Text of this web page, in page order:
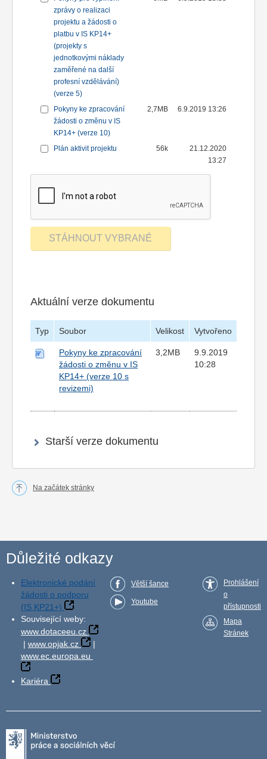
zprávy o realizaci
projektu a žádosti o
platbu v IS KP14+
(projekty s
jednotkovými náklady
zaměřené na další
profesní vzdělávání)
(verze 5)
Pokyny ke zpracování
žádosti o změnu v IS
KP14+ (verze 10)
2,7MB 6.9.2019 13:26
Plán aktivit projektu 56k
21.12.2020
13:27
Aktuální verze dokumentu
Typ Soubor Velikost Vytvořeno
Pokyny ke zpracování
žádosti o změnu v IS
KP14+ (verze 10 s
revizemi)
3,2MB
9.9.2019
10:28
Starší verze dokumentu
Na začátek stránky
Důležité odkazy
Elektronické podání
žádosti o podporu
(IS KP21+)
Související weby:
www.dotaceeu.cz
| www.opjak.cz
|
www.ec.europa.eu
Kariéra
Větší šance
Youtube
Prohlášení
o
přístupnosti
Mapa
Stránek